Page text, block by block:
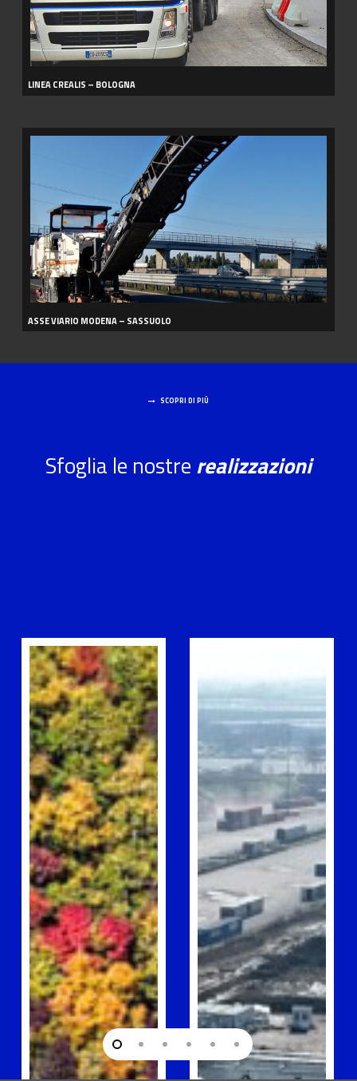
LINEA CREALIS – BOLOGNA
ASSE
ASSE VIARIO MODENA – SASSUOLO
SCOPRI DI PIÙ
Sfoglia le nostrerealizzazioni
COSTRUZIONE
E
MANUTENZIONE/GLOBAL
SERVICE
DI
STRADE
ED
AUTOSTRADE
PAVIMENTAZIONI
E
CALCESTRUZZO